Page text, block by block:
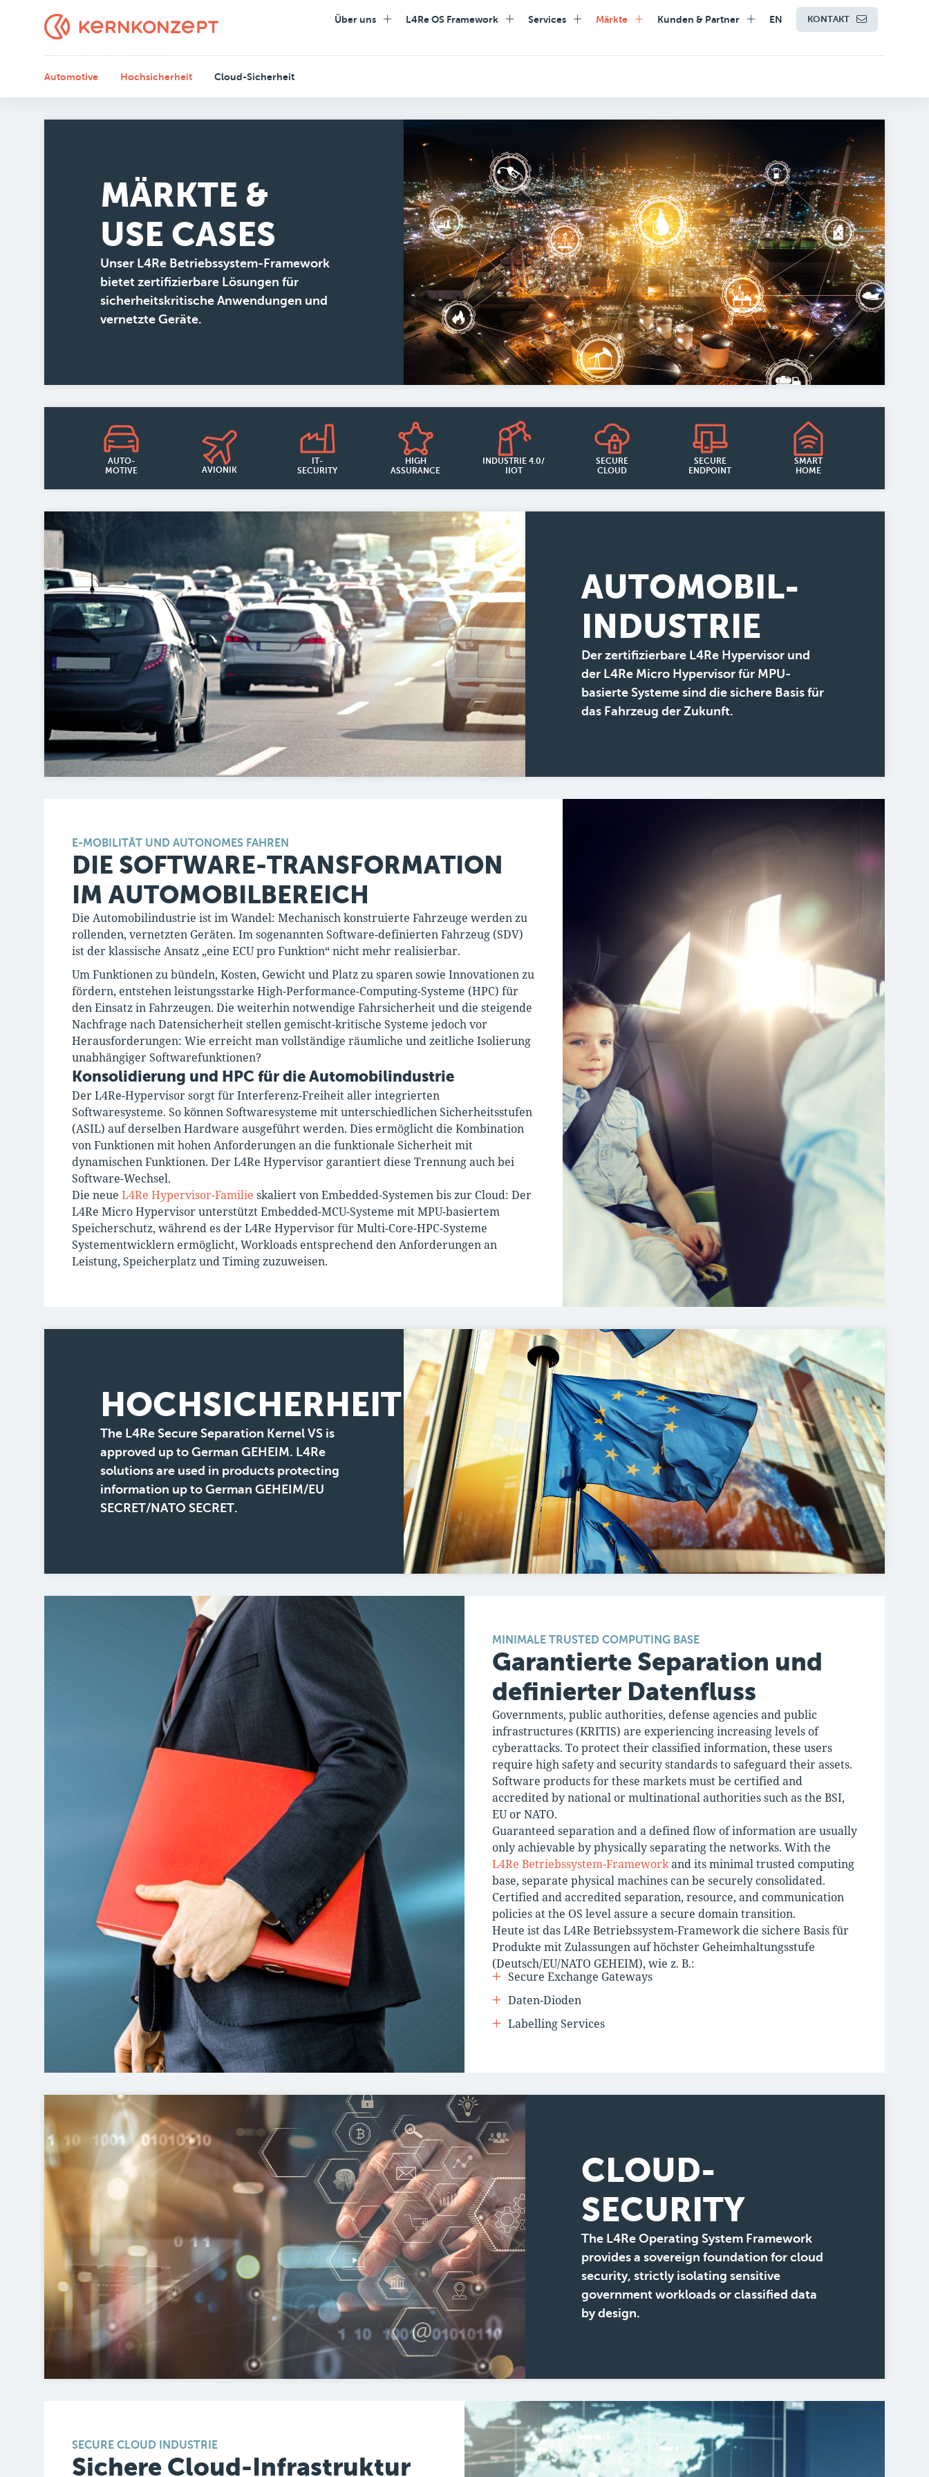
Über uns L4Re OS Framework Services Märkte Kunden & Partner EN KONTAKT
Automotive Hochsicherheit Cloud-Sicherheit
MÄRKTE &
USE CASES
Unser L4Re Betriebssystem-Framework
bietet zertifizierbare Lösungen für
sicherheitskritische Anwendungen und
vernetzte Geräte.
AUTO-
MOTIVE
AVIONIK
IT-
SECURITY
HIGH
ASSURANCE
INDUSTRIE 4.0/
IIOT
SECURE
CLOUD
SECURE
ENDPOINT
SMART
HOME
AUTOMOBIL-
INDUSTRIE
Der zertifizierbare L4Re Hypervisor und
der L4Re Micro Hypervisor für MPU-
basierte Systeme sind die sichere Basis für
das Fahrzeug der Zukunft.
E-MOBILITÄT UND AUTONOMES FAHREN
DIE SOFTWARE-TRANSFORMATION
IM AUTOMOBILBEREICH
Die Automobilindustrie ist im Wandel: Mechanisch konstruierte Fahrzeuge werden zu
rollenden, vernetzten Geräten. Im sogenannten Software-definierten Fahrzeug (SDV)
ist der klassische Ansatz „eine ECU pro Funktion“ nicht mehr realisierbar.
Um Funktionen zu bündeln, Kosten, Gewicht und Platz zu sparen sowie Innovationen zu
fördern, entstehen leistungsstarke High-Performance-Computing-Systeme (HPC) für
den Einsatz in Fahrzeugen. Die weiterhin notwendige Fahrsicherheit und die steigende
Nachfrage nach Datensicherheit stellen gemischt-kritische Systeme jedoch vor
Herausforderungen: Wie erreicht man vollständige räumliche und zeitliche Isolierung
unabhängiger Softwarefunktionen?
Konsolidierung und HPC für die Automobilindustrie
Der L4Re-Hypervisor sorgt für Interferenz-Freiheit aller integrierten
Softwaresysteme. So können Softwaresysteme mit unterschiedlichen Sicherheitsstufen
(ASIL) auf derselben Hardware ausgeführt werden. Dies ermöglicht die Kombination
von Funktionen mit hohen Anforderungen an die funktionale Sicherheit mit
dynamischen Funktionen. Der L4Re Hypervisor garantiert diese Trennung auch bei
Software-Wechsel.
Die neue L4Re Hypervisor-Familie skaliert von Embedded-Systemen bis zur Cloud: Der
L4Re Micro Hypervisor unterstützt Embedded-MCU-Systeme mit MPU-basiertem
Speicherschutz, während es der L4Re Hypervisor für Multi-Core-HPC-Systeme
Systementwicklern ermöglicht, Workloads entsprechend den Anforderungen an
Leistung, Speicherplatz und Timing zuzuweisen.
HOCHSICHERHEIT
The L4Re Secure Separation Kernel VS is
approved up to German GEHEIM. L4Re
solutions are used in products protecting
information up to German GEHEIM/EU
SECRET/NATO SECRET.
MINIMALE TRUSTED COMPUTING BASE
Garantierte Separation und
definierter Datenfluss
Governments, public authorities, defense agencies and public
infrastructures (KRITIS) are experiencing increasing levels of
cyberattacks. To protect their classified information, these users
require high safety and security standards to safeguard their assets.
Software products for these markets must be certified and
accredited by national or multinational authorities such as the BSI,
EU or NATO.
Guaranteed separation and a defined flow of information are usually
only achievable by physically separating the networks. With the
L4Re Betriebssystem-Frameworkand its minimal trusted computing
base, separate physical machines can be securely consolidated.
Certified and accredited separation, resource, and communication
policies at the OS level assure a secure domain transition.
Heute ist das L4Re Betriebssystem-Framework die sichere Basis für
Produkte mit Zulassungen auf höchster Geheimhaltungsstufe
(Deutsch/EU/NATO GEHEIM), wie z. B.:
Secure Exchange Gateways
Daten-Dioden
Labelling Services
CLOUD-
SECURITY
The L4Re Operating System Framework
provides a sovereign foundation for cloud
security, strictly isolating sensitive
government workloads or classified data
by design.
SECURE CLOUD INDUSTRIE
Sichere Cloud-Infrastruktur